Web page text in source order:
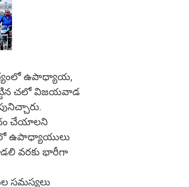
ఉపాధ్యాయ,
చలో విజయవాడ
చేయాలని
ఉపాధ్యాయులు
వరకు భారీగా
సమస్యలు